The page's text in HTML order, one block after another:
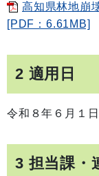
高知県林地崩
[PDF：6.61MB]
2 適用日
令和８年６月１
3 担当課・